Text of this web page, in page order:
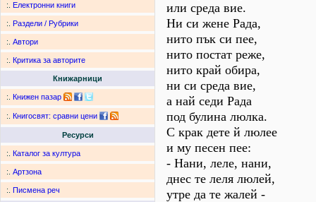
:. Електронни книги
:. Раздели / Рубрики
:. Автори
:. Критика за авторите
Книжарници
:. Книжен пазар
:. Книгосвят: сравни цени
Ресурси
:. Каталог за култура
:. Артзона
:. Писмена реч
или среда вие.
Ни си жене Рада,
нито пък си пее,
нито постат реже,
нито край обира,
ни си среда вие,
а най седи Рада
под булина люлка.
С крак дете й люлее
и му песен пее:
- Нани, леле, нани,
днес те леля люлей,
утре да те жалей -